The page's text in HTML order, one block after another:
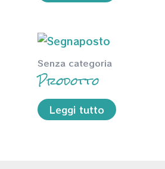
Senza categoria
Prodotto
Leggi tutto